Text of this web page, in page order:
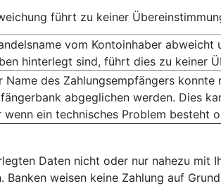
führt zu keiner
vom Kontoinhaber
hinterlegt sind, führt dies zu keiner
Name des Zahlungsempfängers
abgeglichen werden. Dies
ein technisches Problem besteht
Daten nicht oder nur nahezu mit
weisen keine Zahlung auf